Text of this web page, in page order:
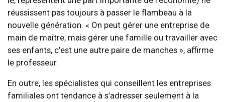
réussissent pas toujours à passer le flambeau à la
nouvelle génération. « On peut gérer une entreprise de
main de maître, mais gérer une famille ou travailler avec
ses enfants, c’est une autre paire de manches », affirme
le professeur.
En outre, les spécialistes qui conseillent les entreprises
familiales ont tendance à s’adresser seulement à la